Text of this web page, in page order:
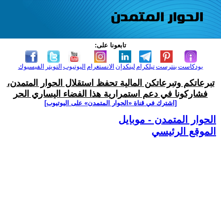
تابعونا على:
الفيسبوك التويتر اليوتيوب الانستغرام لينكدإن تيلكرامبنترست بودكاست
تبرعاتكم وتبرعاتكن المالية تحفظ استقلال الحوار المتمدن،
فشاركونا في دعم استمرارية هذا الفضاء اليساري الحر
[اشترك في قناة ‫«الحوار المتمدن» على اليوتيوب]
الحوار المتمدن - موبايل
الموقع الرئيسي